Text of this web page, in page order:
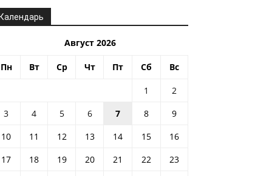
Август 2026
Пн Вт Ср Чт Пт Сб Вс
1
2
3
4 5 6 7 8
9
10
11 12 13 14 15
16
17
18 19 20 21 22
23